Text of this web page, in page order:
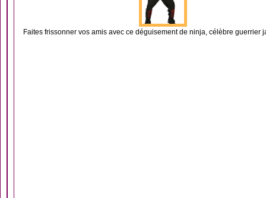
Faites frissonner vos amis avec ce déguisement de ninja, célèbre guerrier